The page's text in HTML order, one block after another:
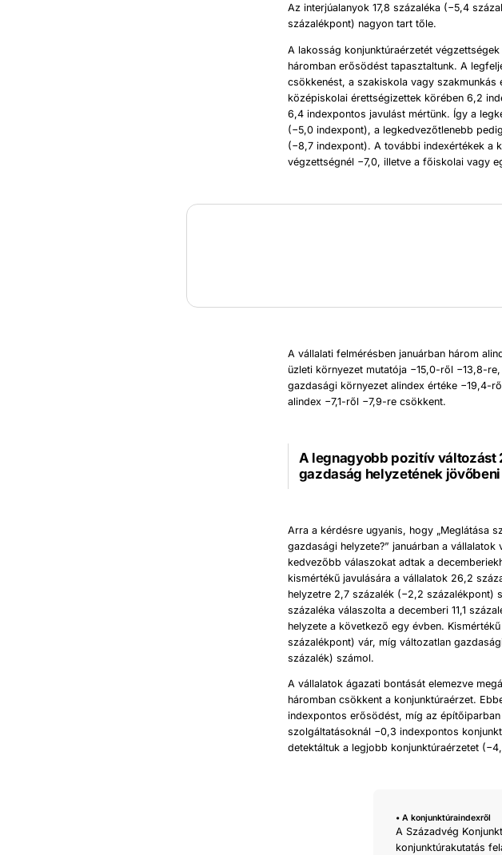
Az interjúalanyok 17,8 százaléka (−5,4
százalékpont) nagyon tart tőle.
A lakosság konjunktúraérzetét
háromban erősödést tapasztaltunk. A
csökkenést, a szakiskola vagy
középiskolai érettségizettek körében 6,2
6,4 indexpontos javulást mértünk. Így a
(−5,0 indexpont), a legkedvezőtlenebb
(−8,7 indexpont). A további indexértékek a
végzettségnél −7,0, illetve a főiskolai vagy
A vállalati felmérésben januárban három
üzleti környezet mutatója −15,0-ről −13,8-
gazdasági környezet alindex értéke −19,4-
alindex −7,1-ről −7,9-re csökkent.
A legnagyobb pozitív változást
gazdaság helyzetének
Arra a kérdésre ugyanis, hogy „Meglátása
gazdasági helyzete?” januárban a
kedvezőbb válaszokat adtak a
kismértékű javulására a vállalatok 26,2
helyzetre 2,7 százalék (−2,2 százalékpont)
százaléka válaszolta a decemberi 11,1
helyzete a következő egy évben.
százalékpont) vár, míg változatlan
százalék) számol.
A vállalatok ágazati bontását elemezve
háromban csökkent a konjunktúraérzet.
indexpontos erősödést, míg az
szolgáltatásoknál −0,3 indexpontos
detektáltuk a legjobb konjunktúraérzetet
• A konjunktúraindexről
A Századvég
konjunktúrakutatás